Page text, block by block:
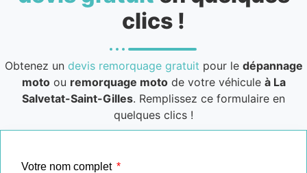
clics !
Obtenez un devis remorquage gratuit pour le dépannage
motoou remorquage motode votre véhicule à La
Salvetat-Saint-Gilles. Remplissez ce formulaire en
quelques clics !
Votre nom complet